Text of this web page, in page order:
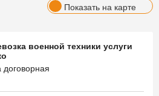
Показать на карте
военной техники услуги